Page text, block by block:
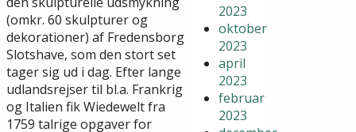
2023
oktober
2023
april
2023
februar
2023
(omkr. 60 skulpturer og
dekorationer) af Fredensborg
Slotshave, som den stort set
tager sig ud i dag. Efter lange
udlandsrejser til bl.a. Frankrig
og Italien fik Wiedewelt fra
1759 talrige opgaver for